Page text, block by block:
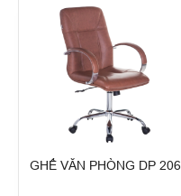
GHẾ VĂN PHÒNG DP 206